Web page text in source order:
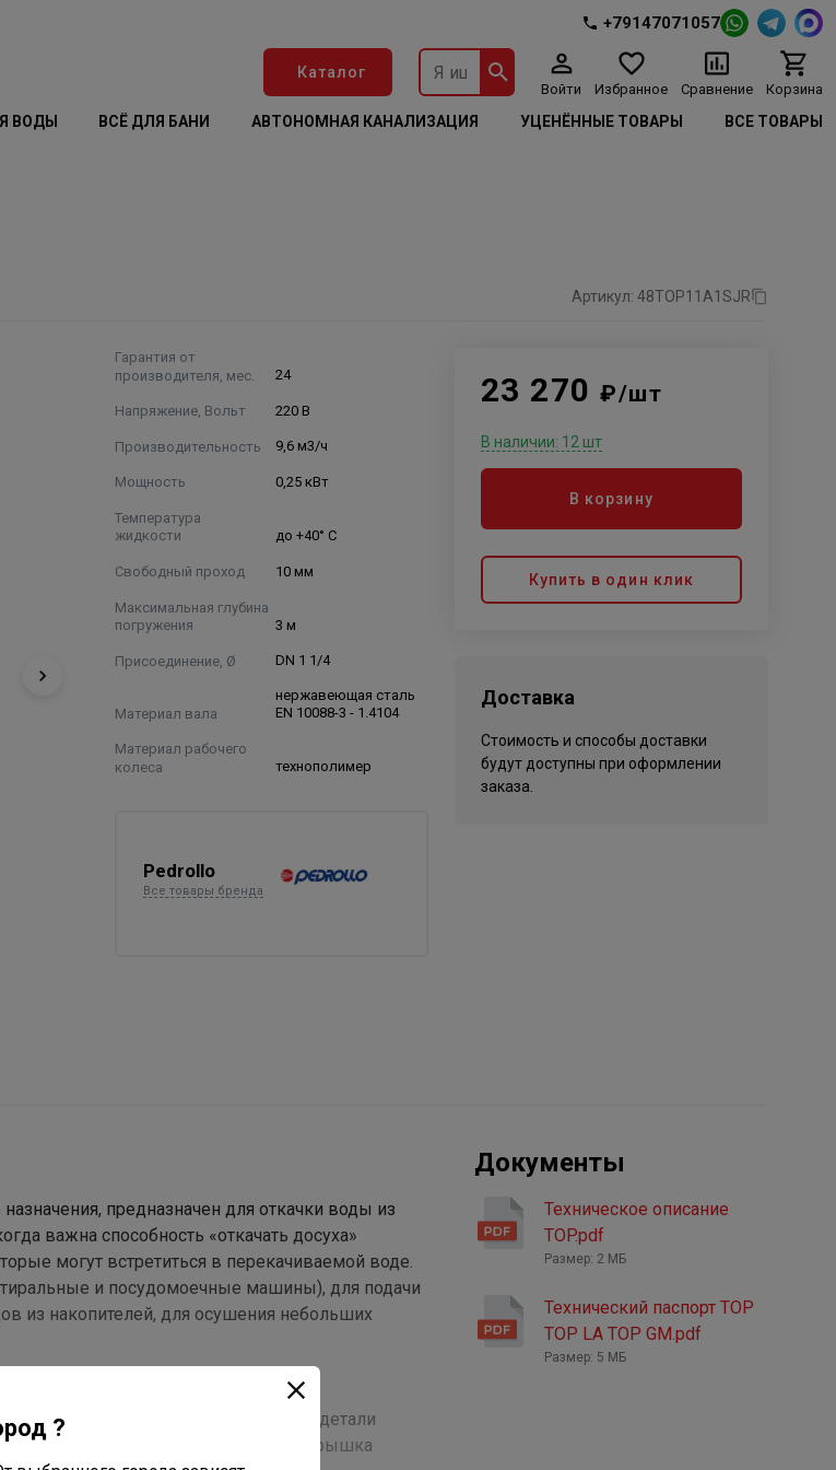
+79147071057
Каталог
Войти Избранное Сравнение Корзина
ВОДЫ ВСЁ ДЛЯ БАНИ АВТОНОМНАЯ КАНАЛИЗАЦИЯ УЦЕНЁННЫЕ ТОВАРЫ ВСЕ ТОВАРЫ
Артикул: 48TOP11A1SJR
Гарантия от
производителя, мес.
24
Напряжение, Вольт 220 В
Производительность 9,6 м3/ч
Мощность 0,25 кВт
Температура
жидкости
до +40° С
Свободный проход 10 мм
Максимальная глубина
погружения
3 м
Присоединение, Ø DN 1 1/4
Материал вала
нержавеющая сталь
EN 10088-3 - 1.4104
Материал рабочего
колеса
технополимер
Pedrollo
Все товары бренда
23 270₽/шт
В наличии: 12 шт
В корзину
Купить в один клик
Доставка
Стоимость и способы доставки
будут доступны при оформлении
заказа.
предназначен для откачки воды из
важна способность «откачать досуха»
могут встретиться в перекачиваемой воде.
и посудомоечные машины), для подачи
из накопителей, для осушения небольших
напор 7м и максимальную
рабочее колесо и некоторые другие детали
нагруженные детали (ведущий вал, крышка
Документы
Техническое описание
TOP.pdf
Размер: 2 МБ
Технический паспорт ТОP
TOP LA TOP GM.pdf
Размер: 5 МБ
?